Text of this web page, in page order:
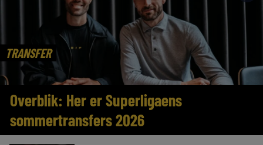
TRANSFER
Overblik: Her er Superligaens
sommertransfers 2026